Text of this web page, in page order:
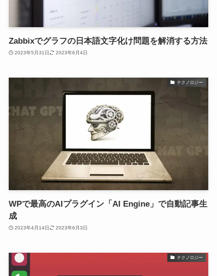
Zabbixでグラフの日本語文字化け問題を解消する方法
2023年5月31日 2023年6月4日
テクノロジー
WPで最高のAIプラグイン「AI Engine」で自動記事生
成
2023年4月14日 2023年6月3日
テクノロジー